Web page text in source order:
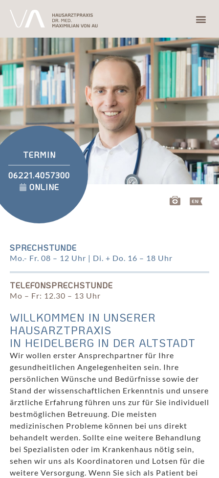
TERMIN
06221.4057300
ONLINE
SPRECHSTUNDE
Mo.- Fr. 08 – 12 Uhr | Di. + Do. 16 – 18 Uhr
TELEFONSPRECHSTUNDE
Mo – Fr: 12.30 – 13 Uhr
WILLKOMMEN IN UNSERER
HAUSARZTPRAXIS
IN HEIDELBERG IN DER ALTSTADT
Wir wollen erster Ansprechpartner für Ihre
gesundheitlichen Angelegenheiten sein. Ihre
persönlichen Wünsche und Bedürfnisse sowie der
Stand der wissenschaftlichen Erkenntnis und unsere
ärztliche Erfahrung führen uns zur für Sie individuell
bestmöglichen Betreuung. Die meisten
medizinischen Probleme können bei uns direkt
behandelt werden. Sollte eine weitere Behandlung
bei Spezialisten oder im Krankenhaus nötig sein,
sehen wir uns als Koordinatoren und Lotsen für die
weitere Versorgung. Wenn Sie sich als Patient bei